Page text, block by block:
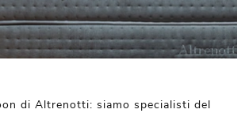
di Altrenotti: siamo specialisti del